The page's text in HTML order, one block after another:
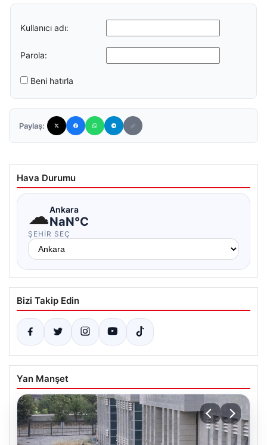
Kullanıcı adı:
Parola:
Beni hatırla
Paylaş:
Hava Durumu
☁Ankara
NaN°C
ŞEHIR SEÇ
Bizi Takip Edin
Yan Manşet